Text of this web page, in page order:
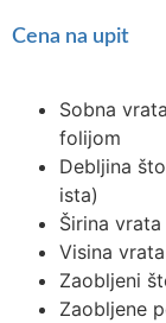
Cena na upit
Sobna
folijom
Debljina
ista)
Širina
Visina
Zaobljeni
Zaobljene